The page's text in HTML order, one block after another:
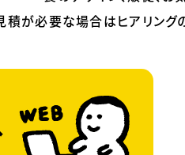
積が必要な場合はヒアリング